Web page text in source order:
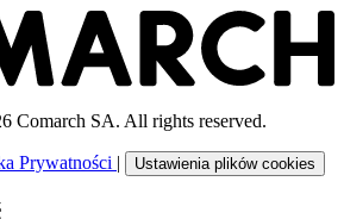
Comarch SA. All rights reserved.
Prywatności | Ustawienia plików cookies